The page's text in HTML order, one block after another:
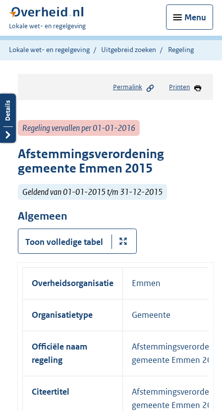
Menu
U
bent
hier:
Lokale wet- en regelgeving
Lokale wet- en regelgeving Uitgebreid zoeken Regeling
Permalink Printen
Regeling vervallen per 01-01-2016
Afstemmingsverordening
gemeente Emmen 2015
Geldend van 01-01-2015 t/m 31-12-2015
Algemeen
Toon volledige tabel
Overheidsorganisatie Emmen
Organisatietype Gemeente
Officiële naam
regeling
gemeente Emmen 2015
Citeertitel
gemeente Emmen 2015